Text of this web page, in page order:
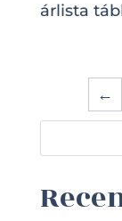
árlista
←